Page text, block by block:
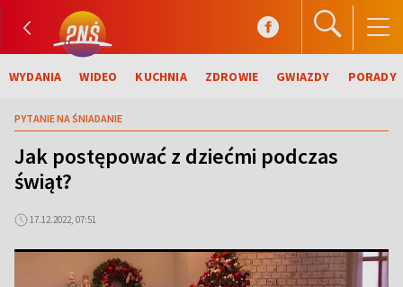
WYDANIA WIDEO KUCHNIA ZDROWIE GWIAZDY PORADY
PYTANIE NA ŚNIADANIE
Jak postępować z dziećmi podczas
świąt?
17.12.2022, 07:51